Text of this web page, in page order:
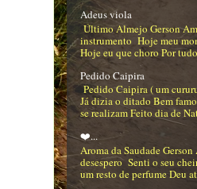
Adeus viola
Último Almejo Gerson
instrumento Hoje meu
Hoje eu que choro Por
Pedido Caipira
Pedido Caipira ( um
Já dizia o ditado Bem
se realizam Feito dia de
❤️...
Aroma da Saudade
desespero Senti o seu
um resto de perfume Deu